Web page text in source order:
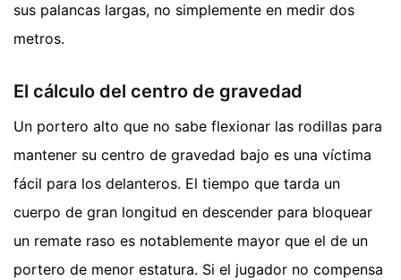
sus palancas largas, no simplemente en medir dos
metros.
El cálculo del centro de gravedad
Un portero alto que no sabe flexionar las rodillas para
mantener su centro de gravedad bajo es una víctima
fácil para los delanteros. El tiempo que tarda un
cuerpo de gran longitud en descender para bloquear
un remate raso es notablemente mayor que el de un
portero de menor estatura. Si el jugador no compensa